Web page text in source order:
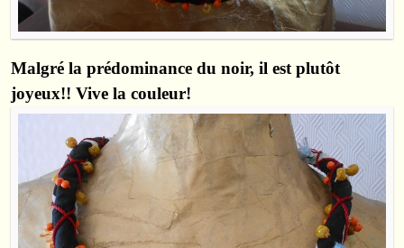
Malgré la prédominance du noir, il est plutôt
joyeux!! Vive la couleur!